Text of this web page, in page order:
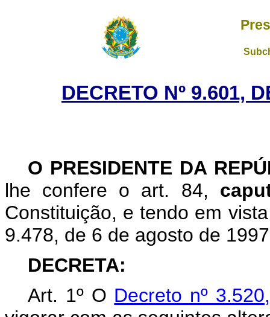
DECRETO Nº 9.601,
O PRESIDENTE DA
lhe confere o art. 84,
Constituição, e tendo em
9.478, de 6 de agosto de
DECRETA:
Art. 1º O Decreto nº